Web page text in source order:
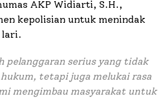
AKP Widiarti, S.H.,
kepolisian untuk menindak
lari.
pelanggaran serius yang tidak
tetapi juga melukai rasa
mengimbau masyarakat untuk